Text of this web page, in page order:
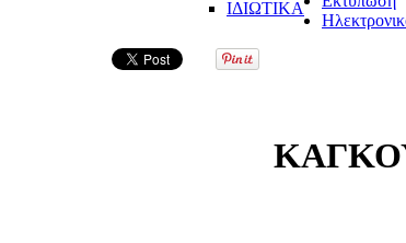
ΙΔΙΩΤΙΚΑ